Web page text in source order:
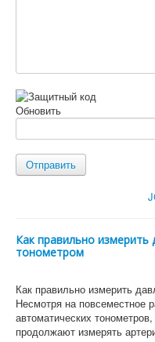
Обновить
Отправить
Как правильно измерить
тонометром
Как правильно измерить
Несмотря на повсеместное
автоматических
продолжают измерять